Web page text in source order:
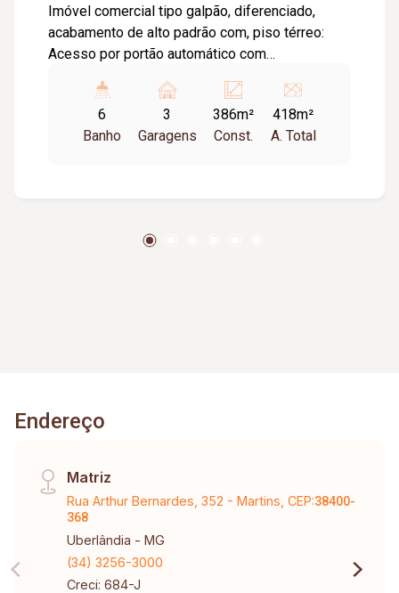
Imóvel comercial tipo galpão, diferenciado,
acabamento de alto padrão com, piso térreo:
Acesso por portão automático com
duplo, escada com depósito embaixo, hall com
teto envidraçado, cozinha com bancadas em
granito e coifa em inox, sanitários Masc/Fem
vestiário, espaço aberto com jardim. Piso
automáticas, Iluminação toda em Led, piso salão
e mezanino em granitina, demais ambientes
fachada com revestimento em porcelanato,
salão com teto em Forro drywall e iluminação
embutida, laje com forro nos demais ambientes,
telhado com telhas termo acústicas. Imóvel com
habite-se comercial!
6
Banho
3
Garagens
386m²
Const.
418m²
A. Total
Endereço
Matriz
Rua Arthur Bernardes, 352 - Martins, CEP:38400-
368
Uberlândia - MG
(34) 3256-3000
Creci: 684-J